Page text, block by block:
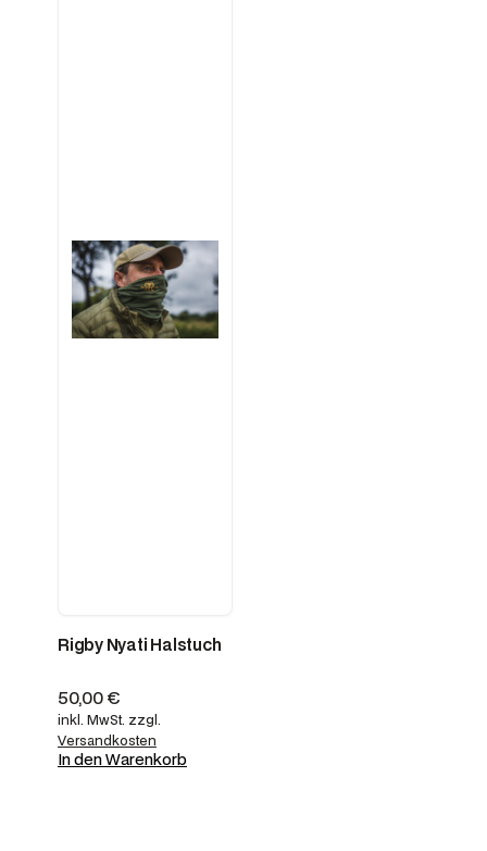
Rigby Nyati Halstuch
50,00€
inkl. MwSt. zzgl.
Versandkosten
In den Warenkorb